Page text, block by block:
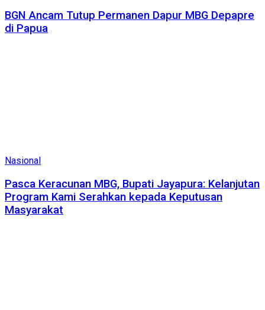
BGN Ancam Tutup Permanen Dapur MBG Depapre
di Papua
Nasional
Pasca Keracunan MBG, Bupati Jayapura: Kelanjutan
Program Kami Serahkan kepada Keputusan
Masyarakat